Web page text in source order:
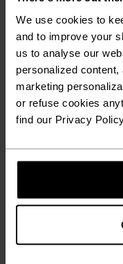
We use cookies to
and to improve your
us to analyse our
personalized
marketing
or refuse cookies
find our Privacy
Tilbehør bygget for
eventyr.
AKTIVITETSNIVÅ
LAV
Langrenn - Sykling -